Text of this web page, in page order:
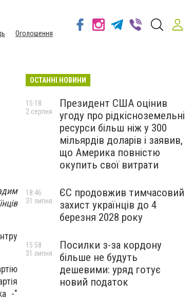
Оголошення
-"
ОСТАННІ НОВИНИ
Президент США оцінив
угоду про рідкісноземельні
ресурси більш ніж у 300
мільярдів доларів і заявив,
що Америка повністю
окупить свої витрати
15:18
2 серпня
ЄС продовжив тимчасовий
захист українців до 4
березня 2028 року
18:46
31 липня
Посилки з-за кордону
більше не будуть
дешевими: уряд готує
новий податок
15:58
31 липня